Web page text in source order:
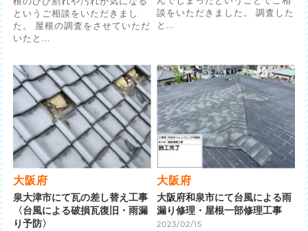
というご相談をいただきまし
た。 屋根の調査をさせていただ
いたと...
談をいただきました。 調査した
と...
大阪府
泉大津市にて瓦の差し替え工事
〈台風による破損瓦復旧・雨漏
り予防〉
大阪府
大阪府和泉市にて台風による雨
漏り修理・屋根一部修理工事
2023/02/15